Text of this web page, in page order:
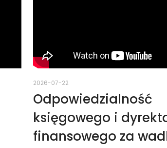
2026-07-22
Odpowiedzialność
księgowego i
finansowego za